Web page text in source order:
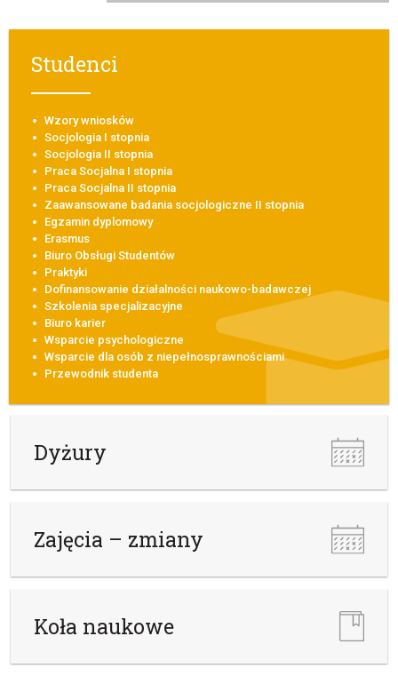
Studenci
Wzory wniosków
Socjologia I stopnia
Socjologia II stopnia
Praca Socjalna I stopnia
Praca Socjalna II stopnia
Zaawansowane badania socjologiczne II stopnia
Egzamin dyplomowy
Erasmus
Biuro Obsługi Studentów
Praktyki
Dofinansowanie działalności naukowo-badawczej
Szkolenia specjalizacyjne
Biuro karier
Wsparcie psychologiczne
Wsparcie dla osób z niepełnosprawnościami
Przewodnik studenta
Dyżury
Zajęcia – zmiany
Koła naukowe